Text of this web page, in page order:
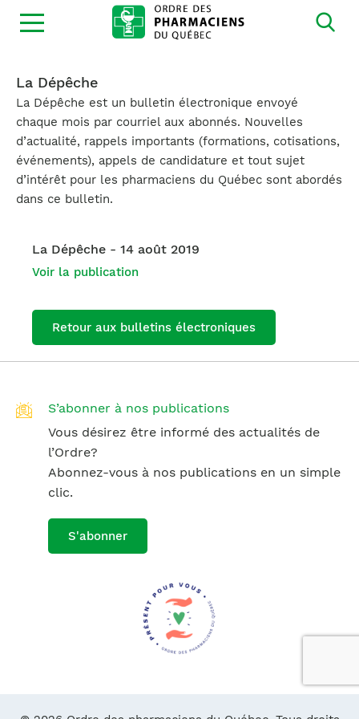
Ouvrir
la
La Dépêche
La Dépêche est un bulletin électronique envoyé
chaque mois par courriel aux abonnés. Nouvelles
d’actualité, rappels importants (formations, cotisations,
événements), appels de candidature et tout sujet
d’intérêt pour les pharmaciens du Québec sont abordés
dans ce bulletin.
La Dépêche - 14 août 2019
Voir la publication
Retour aux bulletins électroniques
S’abonner à nos publications
Vous désirez être informé des actualités de
l’Ordre?
Abonnez-vous à nos publications en un simple
clic.
S'abonner